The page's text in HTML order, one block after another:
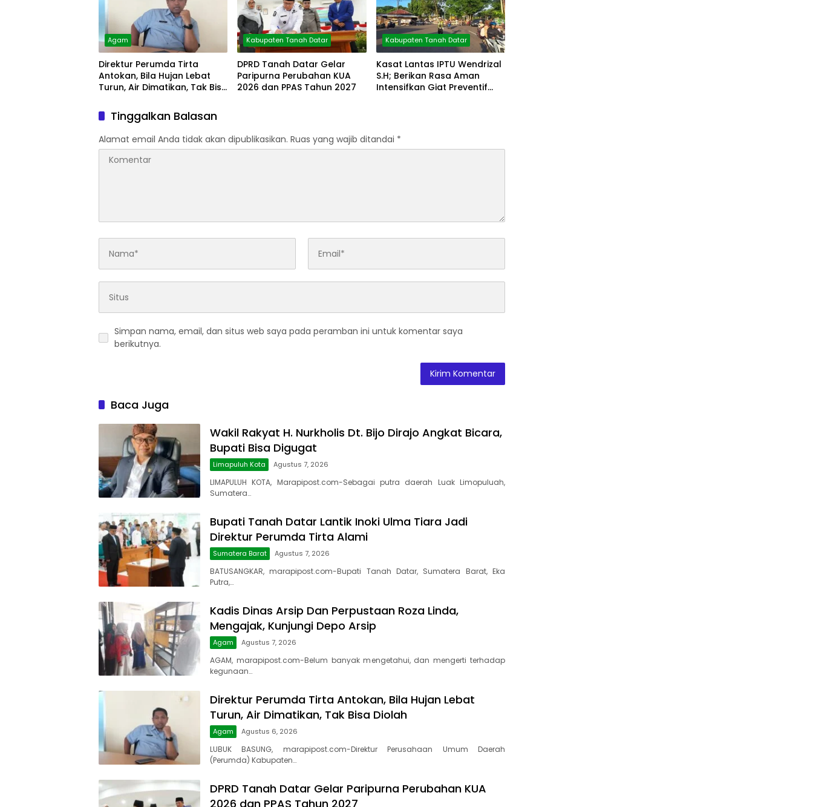
Agam
Direktur Perumda Tirta
Antokan, Bila Hujan Lebat
Turun, Air Dimatikan, Tak Bisa
Kabupaten Tanah Datar
DPRD Tanah Datar Gelar
Paripurna Perubahan KUA
2026 dan PPAS Tahun 2027
Kabupaten Tanah Datar
Kasat Lantas IPTU Wendrizal
S.H; Berikan Rasa Aman
Intensifkan Giat Preventif
Tinggalkan Balasan
Alamat email Anda tidak akan dipublikasikan. Ruas yang wajib ditandai *
Simpan nama, email, dan situs web saya pada peramban ini untuk komentar saya
berikutnya.
Baca Juga
Wakil Rakyat H. Nurkholis Dt. Bijo Dirajo Angkat Bicara,
Bupati Bisa Digugat
Limapuluh Kota Agustus 7, 2026
LIMAPULUH KOTA, Marapipost.com-Sebagai putra daerah Luak Limopuluah,
Sumatera…
Bupati Tanah Datar Lantik Inoki Ulma Tiara Jadi
Direktur Perumda Tirta Alami
Sumatera Barat Agustus 7, 2026
BATUSANGKAR, marapipost.com-Bupati Tanah Datar, Sumatera Barat, Eka
Putra,…
Kadis Dinas Arsip Dan Perpustaan Roza Linda,
Mengajak, Kunjungi Depo Arsip
Agam Agustus 7, 2026
AGAM, marapipost.com-Belum banyak mengetahui, dan mengerti terhadap
kegunaan…
Direktur Perumda Tirta Antokan, Bila Hujan Lebat
Turun, Air Dimatikan, Tak Bisa Diolah
Agam Agustus 6, 2026
LUBUK BASUNG, marapipost.com-Direktur Perusahaan Umum Daerah
(Perumda) Kabupaten…
DPRD Tanah Datar Gelar Paripurna Perubahan KUA
2026 dan PPAS Tahun 2027